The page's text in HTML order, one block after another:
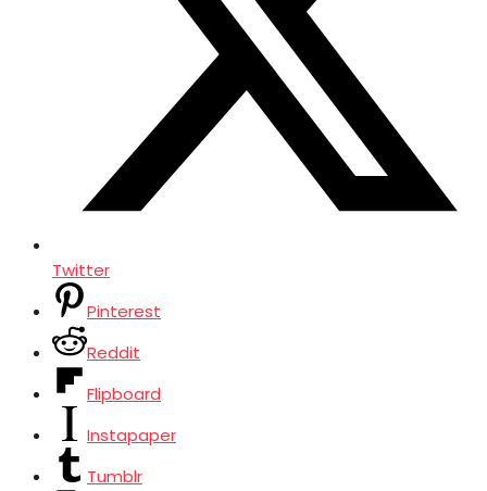
Twitter
Pinterest
Reddit
Flipboard
Instapaper
Tumblr